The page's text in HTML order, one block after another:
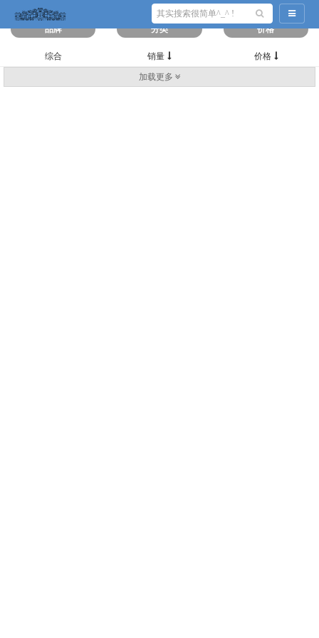
导航切
筛选出 0 条数据
品牌
分类 价格
综合 销量 价格
加载更多